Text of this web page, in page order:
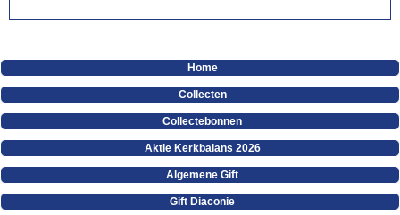
Home
Collecten
Collectebonnen
Aktie Kerkbalans 2026
Algemene Gift
Gift Diaconie